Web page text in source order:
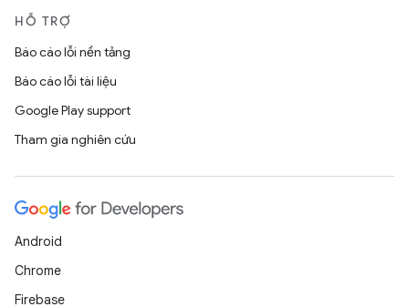
HỖ TRỢ
Báo cáo lỗi nền tảng
Báo cáo lỗi tài liệu
Google Play support
Tham gia nghiên cứu
Android
Chrome
Firebase